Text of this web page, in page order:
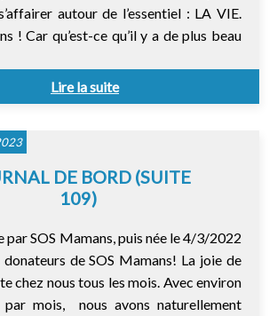
autour de l’essentiel : LA VIE.
! Car qu’est-ce qu’il y a de plus beau
Lire la suite
DE BORD (SUITE
109)
par SOS Mamans, puis née le 4/3/2022
de SOS Mamans! La joie de
chez nous tous les mois. Avec environ
par mois, nous avons naturellement